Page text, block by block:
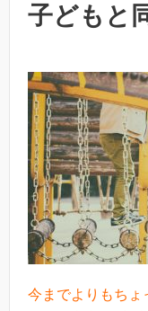
子どもと
今までよりもちょ